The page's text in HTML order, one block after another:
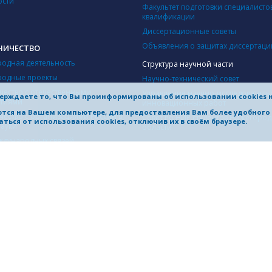
то, что Вы проинформированы об использовании cookies
на Вашем компьютере, для предоставления Вам более
от использования cookies, отключив их в своём браузере.
Факультет подготовки
квалификации
Диссертационные советы
Объявления о защитах
Структура научной части
Научно-технический совет
Управление научно-
Совет по НИР студентов
области
деятельность
проекты
с отечественными
с организациями России в
связей